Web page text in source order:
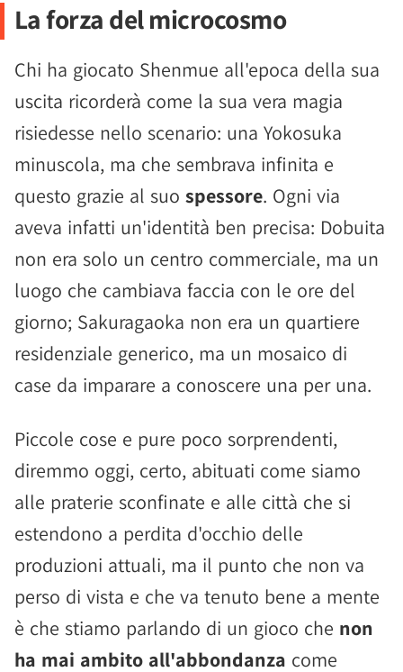
La forza del microcosmo
Chi ha giocato Shenmue all'epoca della sua
uscita ricorderà come la sua vera magia
risiedesse nello scenario: una Yokosuka
minuscola, ma che sembrava infinita e
questo grazie al suo spessore. Ogni via
aveva infatti un'identità ben precisa: Dobuita
non era solo un centro commerciale, ma un
luogo che cambiava faccia con le ore del
giorno; Sakuragaoka non era un quartiere
residenziale generico, ma un mosaico di
case da imparare a conoscere una per una.
Piccole cose e pure poco sorprendenti,
diremmo oggi, certo, abituati come siamo
alle praterie sconfinate e alle città che si
estendono a perdita d'occhio delle
produzioni attuali, ma il punto che non va
perso di vista e che va tenuto bene a mente
è che stiamo parlando di un gioco che non
ha mai ambito all'abbondanza come